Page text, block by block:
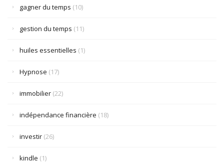
gagner du temps (10)
gestion du temps (11)
huiles essentielles (1)
Hypnose (17)
immobilier (22)
indépendance financière (18)
investir (26)
kindle (1)